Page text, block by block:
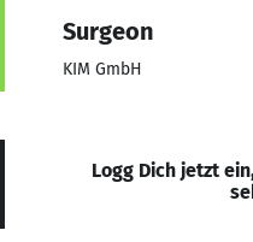
Surgeon
KIM GmbH
Logg Dich jetzt